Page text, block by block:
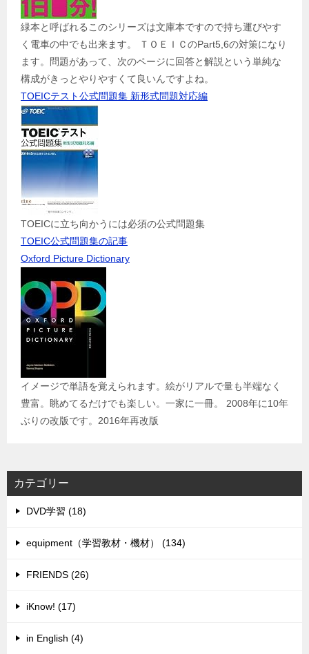
緑本と呼ばれるこのシリーズは文庫本ですので持ち運びやす
く電車の中でも出来ます。 ＴＯＥＩＣのPart5,6の対策になり
ます。問題があって、次のページに回答と解説という単純な
構成がきっとやりやすくて良いんですよね。
TOEICテスト公式問題集 新形式問題対応編
TOEICに立ち向かうには必須の公式問題集
TOEIC公式問題集の記事
Oxford Picture Dictionary
イメージで単語を覚えられます。絵がリアルで量も半端なく
豊富。眺めてるだけでも楽しい。一家に一冊。 2008年に10年
ぶりの改版です。2016年再改版
カテゴリー
DVD学習 (18)
equipment（学習教材・機材） (134)
FRIENDS (26)
iKnow! (17)
in English (4)